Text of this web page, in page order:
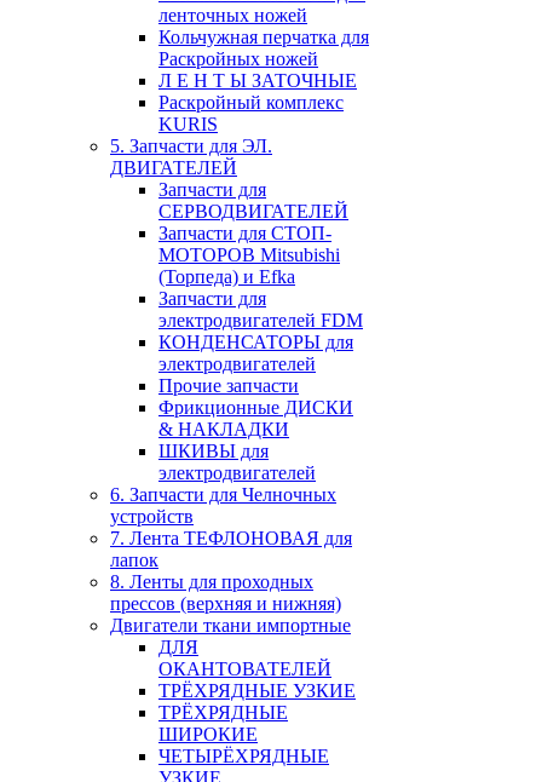
ленточных ножей
Кольчужная перчатка для
Раскройных ножей
Л Е Н Т Ы ЗАТОЧНЫЕ
Раскройный комплекс
KURIS
5. Запчасти для ЭЛ.
ДВИГАТЕЛЕЙ
Запчасти для
СЕРВОДВИГАТЕЛЕЙ
Запчасти для СТОП-
МОТОРОВ Mitsubishi
(Торпеда) и Efka
Запчасти для
электродвигателей FDM
КОНДЕНСАТОРЫ для
электродвигателей
Прочие запчасти
Фрикционные ДИСКИ
& НАКЛАДКИ
ШКИВЫ для
электродвигателей
6. Запчасти для Челночных
устройств
7. Лента ТЕФЛОНОВАЯ для
лапок
8. Ленты для проходных
прессов (верхняя и нижняя)
Двигатели ткани импортные
ДЛЯ
ОКАНТОВАТЕЛЕЙ
ТРЁХРЯДНЫЕ УЗКИЕ
ТРЁХРЯДНЫЕ
ШИРОКИЕ
ЧЕТЫРЁХРЯДНЫЕ
УЗКИЕ